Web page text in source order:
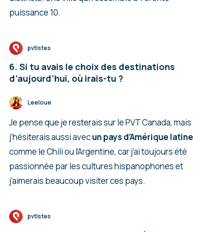
puissance 10.
pvtistes
6. Si tu avais le choix des destinations
d’aujourd’hui, où irais-tu ?
Leeloue
Je pense que je resterais sur le PVT Canada, mais
j’hésiterais aussi avecun pays d’Amérique latine
comme le Chili ou l’Argentine, car j’ai toujours été
passionnée par les cultures hispanophones et
j’aimerais beaucoup visiter ces pays.
pvtistes